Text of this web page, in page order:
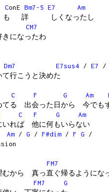
ConE Bm7-5 E7
Am
も 詳 しくなったし
CM7
になったわ
Dm7 E7sus4 / E7
/
行こうと決めた
C F G Am
てる 出会った日から 今でも
C F G
Am
いれば 他に何もいらない
Am / G / F#dim / F G /
FM7
から 真っ直ぐ帰るようにな
FM7
G